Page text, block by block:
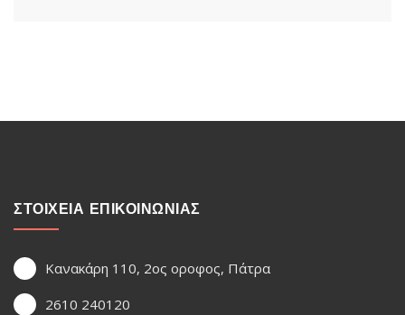
ΣΤΟΙΧΕΙΑ ΕΠΙΚΟΙΝΩΝΙΑΣ
Κανακάρη 110, 2ος οροφος, Πάτρα
2610 240120